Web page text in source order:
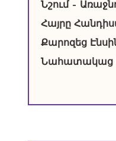
Նշում –
Հայրը
Քարոզեց
Նահատակաց